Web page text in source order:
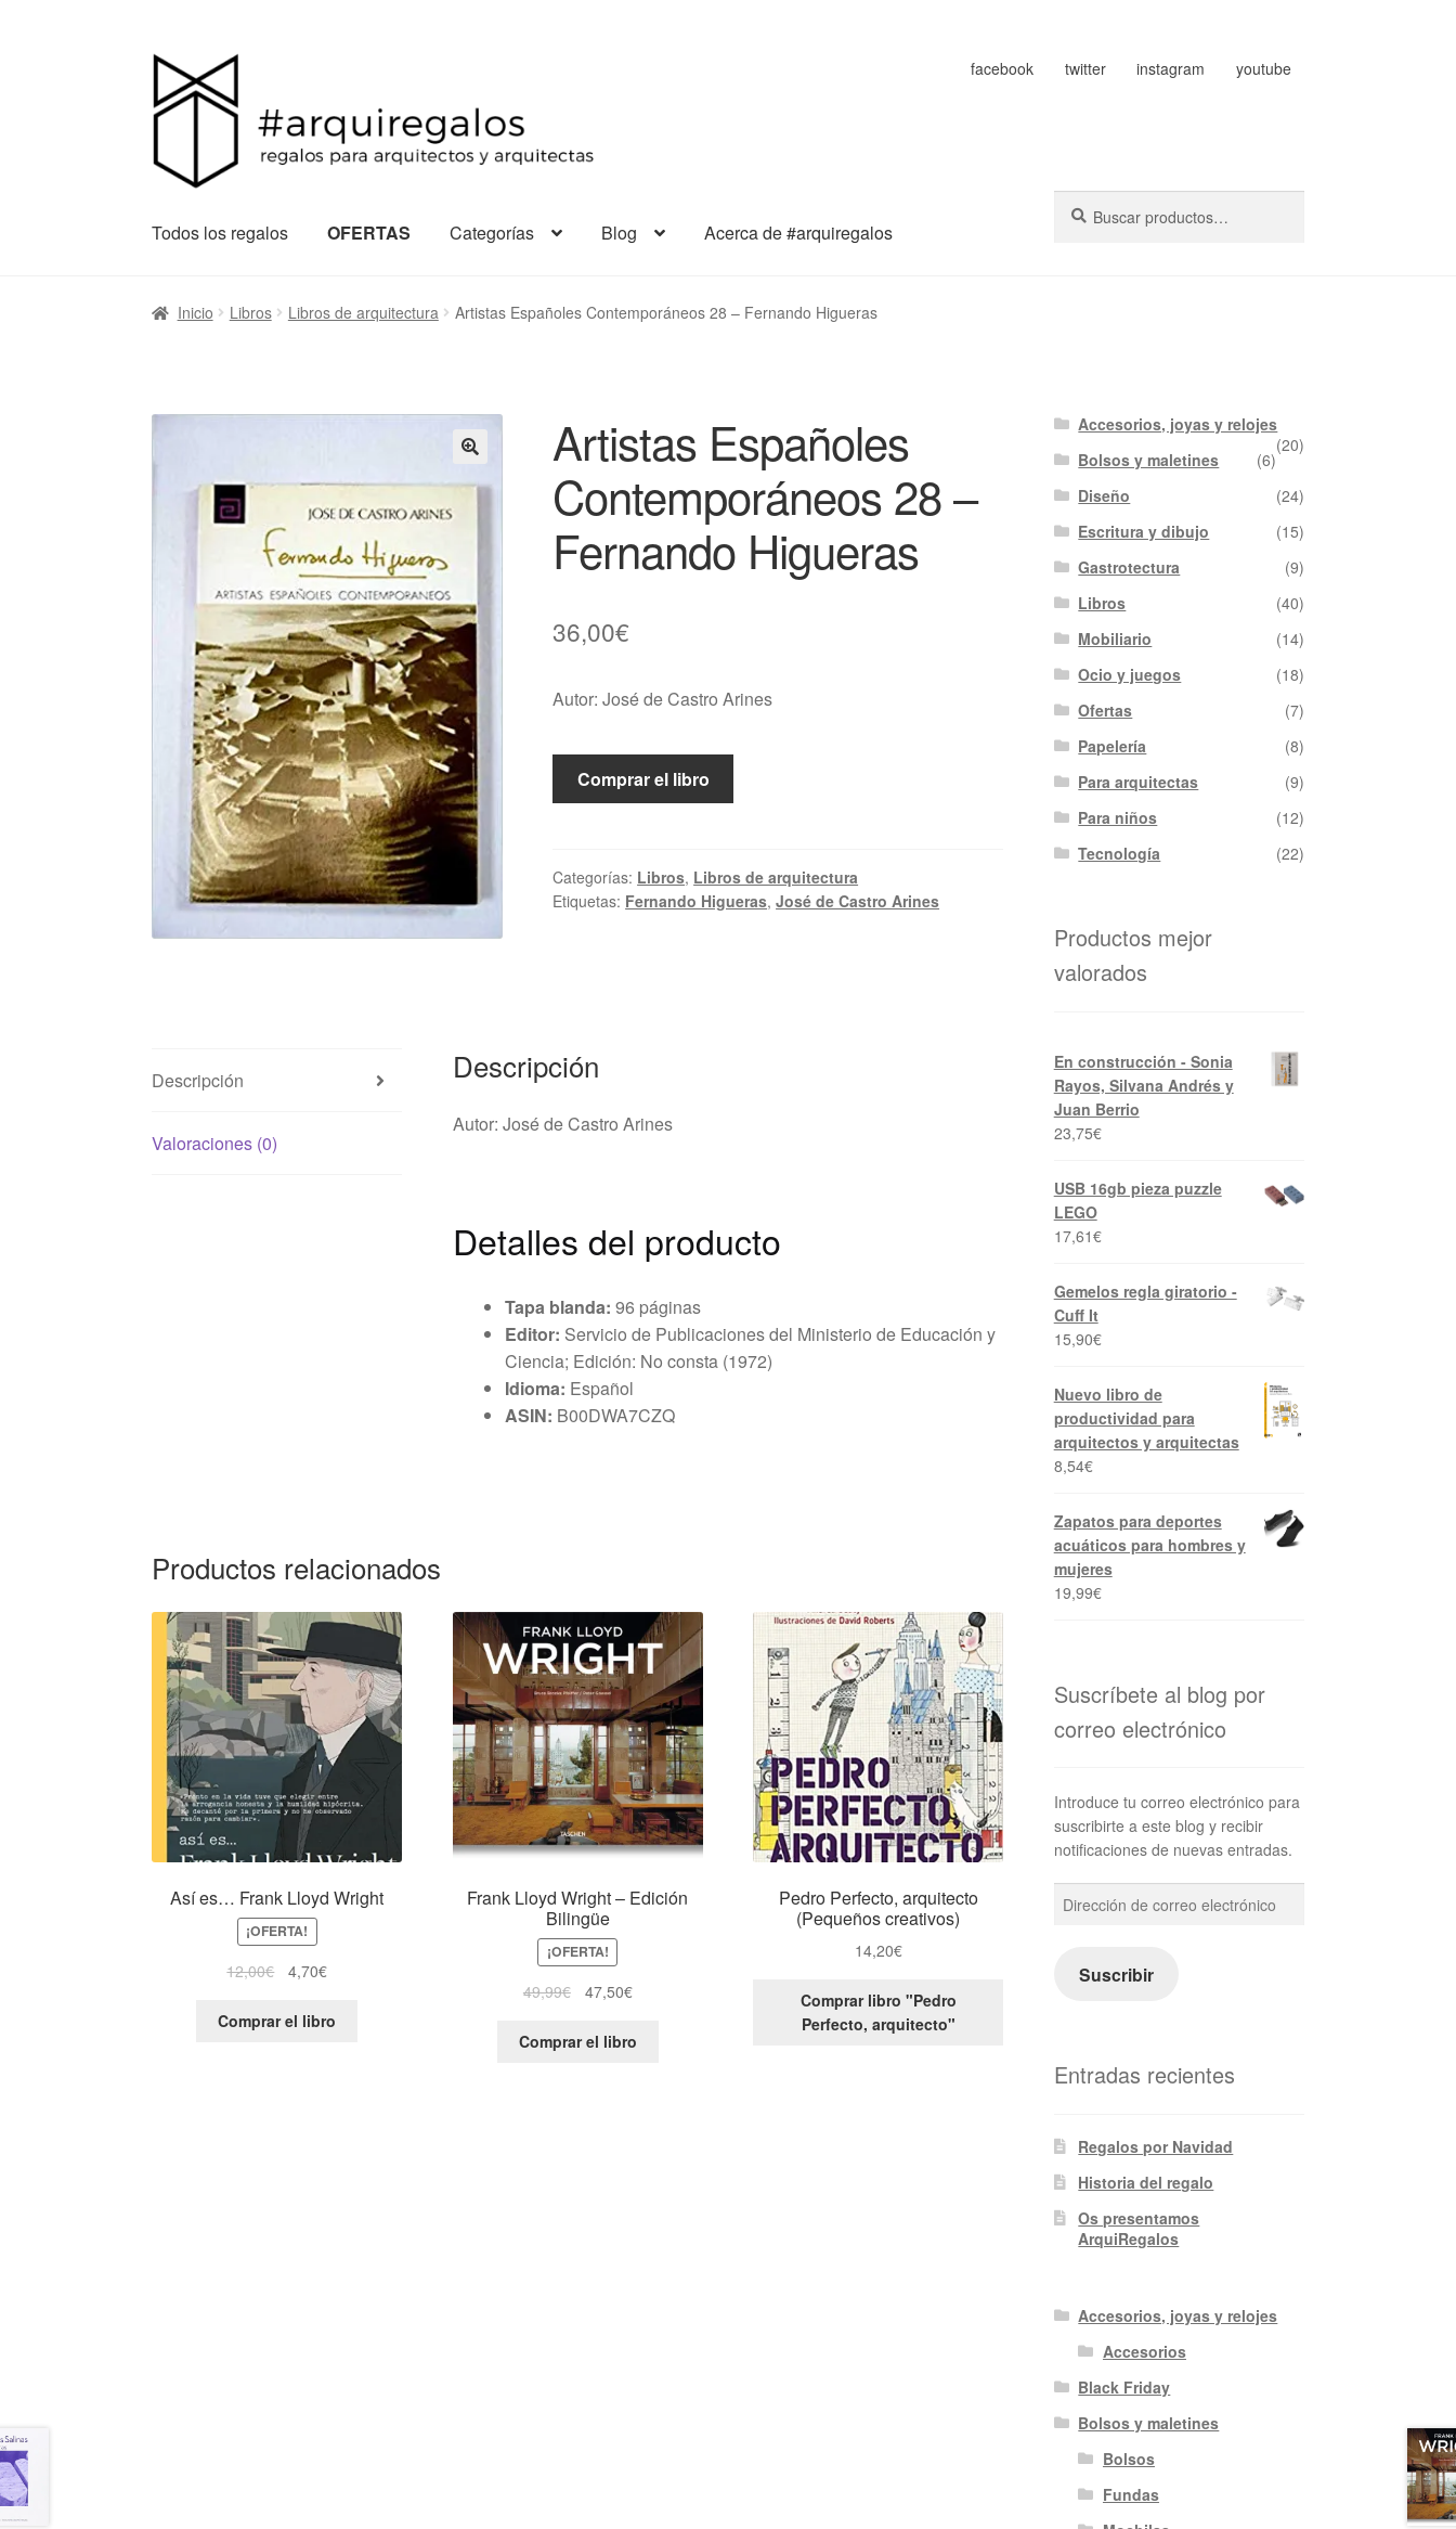
facebook twitter instagram youtube
Todos los regalos OFERTAS Categorías Blog Acerca de #arquiregalos
por:
Inicio Libros Libros de arquitectura Artistas Españoles Contemporáneos 28 – Fernando Higueras
Artistas Españoles
Contemporáneos 28 –
Fernando Higueras
36,00€
Autor: José de Castro Arines
Comprar el libro
Categorías: Libros, Libros de arquitectura
Etiquetas: Fernando Higueras,José de Castro Arines
Descripción
Valoraciones (0)
Descripción
Autor: José de Castro Arines
Detalles del producto
Tapa blanda: 96 páginas
Editor: Servicio de Publicaciones del Ministerio de Educación y
Ciencia; Edición: No consta (1972)
Idioma: Español
ASIN: B00DWA7CZQ
Productos relacionados
Así es… Frank Lloyd Wright
¡OFERTA!
12,00€ 4,70€
Comprar el libro
Frank Lloyd Wright – Edición
Bilingüe
¡OFERTA!
49,99€ 47,50€
Comprar el libro
Pedro Perfecto, arquitecto
(Pequeños creativos)
14,20€
Comprar libro "Pedro
Perfecto, arquitecto"
Accesorios, joyas y relojes
(20)
Bolsos y maletines
(6)
Diseño
(24)
Escritura y dibujo
(15)
Gastrotectura
(9)
Libros
(40)
Mobiliario
(14)
Ocio y juegos
(18)
Ofertas
(7)
Papelería
(8)
Para arquitectas
(9)
Para niños
(12)
Tecnología
(22)
Productos mejor
valorados
En construcción - Sonia
Rayos, Silvana Andrés y
Juan Berrio
23,75€
USB 16gb pieza puzzle
LEGO
17,61€
Gemelos regla giratorio -
Cuff It
15,90€
Nuevo libro de
productividad para
arquitectos y arquitectas
8,54€
Zapatos para deportes
acuáticos para hombres y
mujeres
19,99€
Suscríbete al blog por
correo electrónico
Introduce tu correo electrónico para
suscribirte a este blog y recibir
notificaciones de nuevas entradas.
Dirección
de
electrónico
Suscribir
Entradas recientes
Regalos por Navidad
Historia del regalo
Os presentamos
ArquiRegalos
Accesorios, joyas y relojes
Accesorios
Black Friday
Bolsos y maletines
Bolsos
Fundas